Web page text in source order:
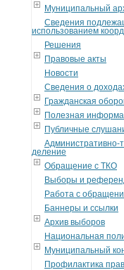
Муниципальный
Сведения
использованием
Решения
Правовые акты
Новости
Сведения о
Гражданская
Полезная
Публичные
Административно-
деление
Обращение с ТКО
Выборы и
Работа с
Баннеры и ссылки
Архив выборов
Национальная
Муниципальный
Профилактика